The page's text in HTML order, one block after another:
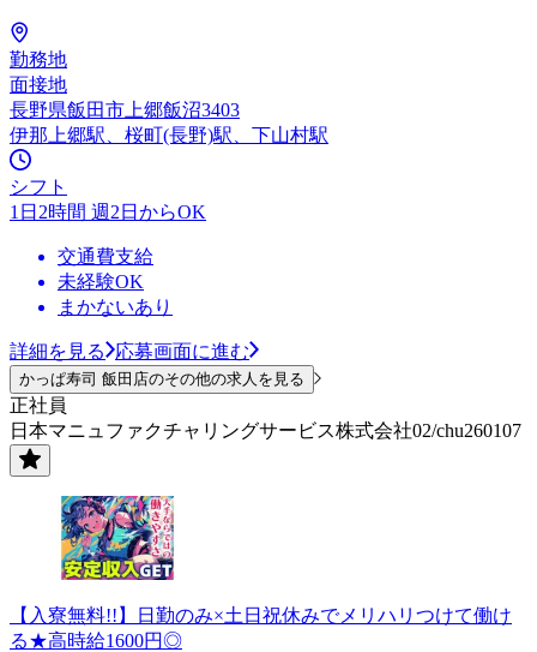
勤務地
面接地
長野県飯田市上郷飯沼3403
伊那上郷駅、桜町(長野)駅、下山村駅
シフト
1日2時間 週2日からOK
交通費支給
未経験OK
まかないあり
詳細を見る 応募画面に進む
かっぱ寿司 飯田店のその他の求人を見る
正社員
日本マニュファクチャリングサービス株式会社02/chu260107
【入寮無料!!】日勤のみ×土日祝休みでメリハリつけて働け
る★高時給1600円◎